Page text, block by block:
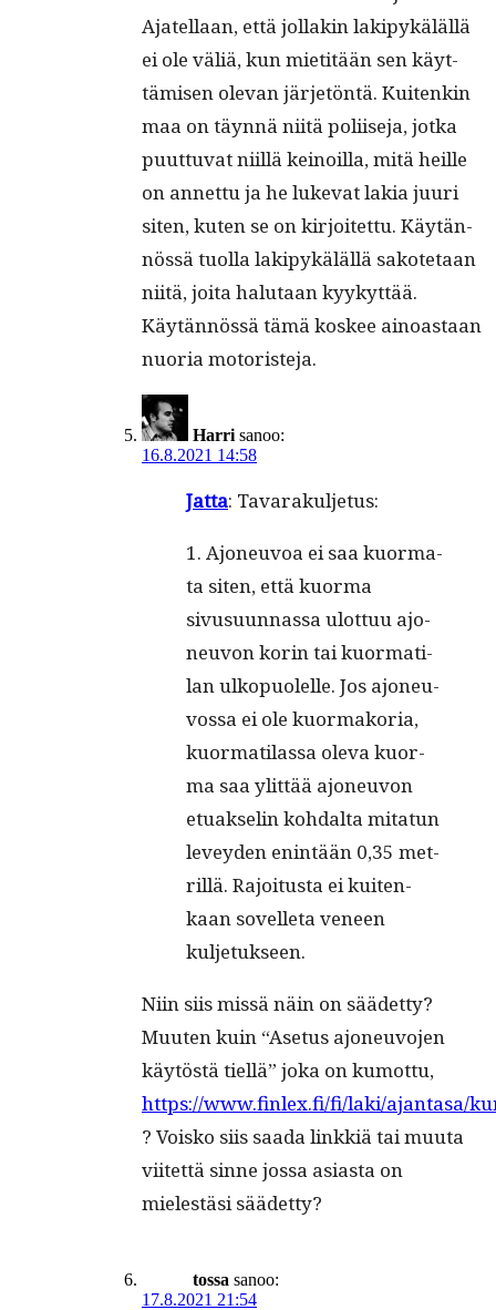
Ajatel­laan, että jol­lakin lakipykäläl­lä
ei ole väliä, kun mietitään sen käyt­
tämisen ole­van jär­jetön­tä. Kuitenkin
maa on täyn­nä niitä poli­ise­ja, jot­ka
puut­tuvat niil­lä keinoil­la, mitä heille
on annet­tu ja he luke­vat lakia juuri
siten, kuten se on kir­joitet­tu. Käytän­
nössä tuol­la lakipykäläl­lä sakote­taan
niitä, joi­ta halu­taan kyykyt­tää.
Käytän­nössä tämä kos­kee ain­oas­taan
nuo­ria motoristeja.
Harri sanoo:
16.8.2021 14:58
Jat­ta: Tava­ra­kul­je­tus:
1. Ajo­neu­voa ei saa kuor­ma­
ta siten, että kuor­ma
sivusuun­nas­sa ulot­tuu ajo­
neu­von korin tai kuor­ma­ti­
lan ulko­puo­lel­le. Jos ajo­neu­
vos­sa ei ole kuor­ma­ko­ria,
kuor­ma­ti­las­sa ole­va kuor­
ma saa ylit­tää ajo­neu­von
etuak­se­lin koh­dal­ta mita­tun
levey­den enin­tään 0,35 met­
ril­lä. Rajoi­tus­ta ei kui­ten­
kaan sovel­le­ta veneen
kuljetukseen.
Niin siis mis­sä näin on säädet­ty?
Muuten kuin “Ase­tus ajoneu­vo­jen
käytöstä tiel­lä” joka on kumot­tu,
https://www.finlex.fi/fi/laki/ajantasa/
? Voisko siis saa­da linkkiä tai muu­ta
viitet­tä sinne jos­sa asi­as­ta on
mielestäsi säädetty?
tossa sanoo:
17.8.2021 21:54